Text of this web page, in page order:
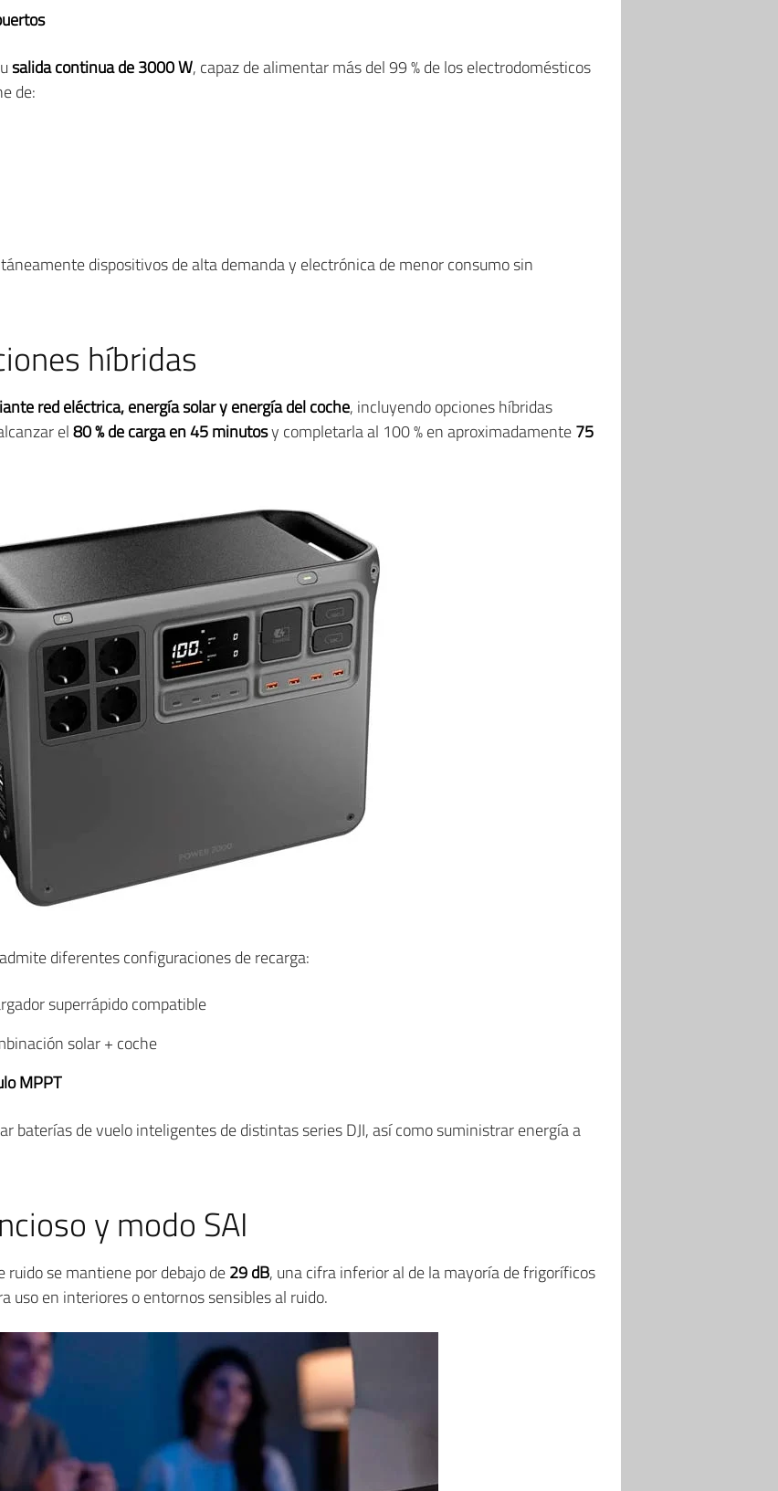
salida continua de 3000 W, capaz de alimentar más del 99 % de los electrodomésticos
de:
dispositivos de alta demanda y electrónica de menor consumo sin
híbridas
red eléctrica, energía solar y energía del coche, incluyendo opciones híbridas
el80 % de carga en 45 minutosy completarla al 100 % en aproximadamente75
diferentes configuraciones de recarga:
superrápido compatible
solar + coche
MPPT
baterías de vuelo inteligentes de distintas series DJI, así como suministrar energía a
y modo SAI
ruido se mantiene por debajo de29 dB, una cifra inferior al de la mayoría de frigoríficos
uso en interiores o entornos sensibles al ruido.